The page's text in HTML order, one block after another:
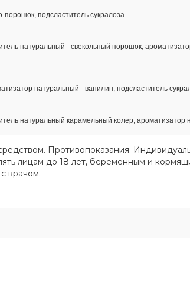
порошок, подсластитель сукралоза
натуральный - свекольный порошок,
натуральный - ванилин, подсластитель
натуральный карамельный колер, ароматизатор
Противопоказания:
лицам до 18 лет, беременным и
врачом.